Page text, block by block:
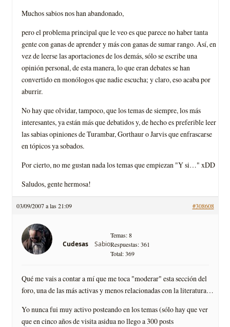
Muchos sabios nos han abandonado,
pero el problema principal que le veo es que parece no haber tanta
gente con ganas de aprender y más con ganas de sumar rango. Así, en
vez de leerse las aportaciones de los demás, sólo se escribe una
opinión personal, de esta manera, lo que eran debates se han
convertido en monólogos que nadie escucha; y claro, eso acaba por
aburrir.
No hay que olvidar, tampoco, que los temas de siempre, los más
interesantes, ya están más que debatidos y, de hecho es preferible leer
las sabias opiniones de Turambar, Gorthaur o Jarvis que enfrascarse
en tópicos ya sobados.
Por cierto, no me gustan nada los temas que empiezan "Y si…" xDD
Saludos, gente hermosa!
03/09/2007 a las 21:09 #308608
Cudesas Sabio
Temas: 8
Respuestas: 361
Total: 369
Qué me vais a contar a mí que me toca "moderar" esta sección del
foro, una de las más activas y menos relacionadas con la literatura…
Yo nunca fui muy activo posteando en los temas (sólo hay que ver
que en cinco años de visita asidua no llego a 300 posts